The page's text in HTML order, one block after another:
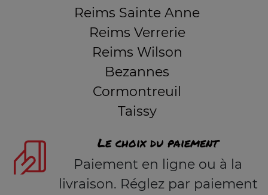
Reims Sainte Anne
Reims Verrerie
Reims Wilson
Bezannes
Cormontreuil
Taissy
Le choix du paiement
Paiement en ligne ou à la
livraison. Réglez par paiement